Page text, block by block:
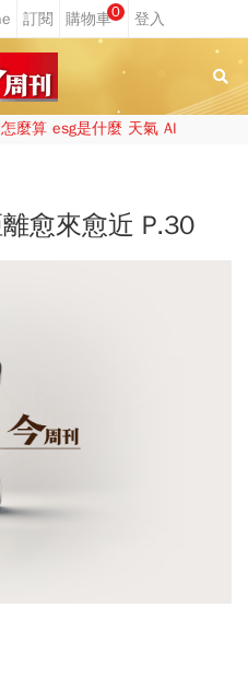
0
麼算 esg是什麼 天氣 AI
愈來愈近 P.30